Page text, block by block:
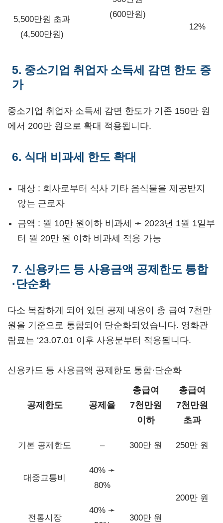
(600만원)
5,500만원 초과
(4,500만원)
12%
5. 중소기업 취업자 소득세 감면 한도 증
가
중소기업 취업자 소득세 감면 한도가 기존 150만 원
에서 200만 원으로 확대 적용됩니다.
6. 식대 비과세 한도 확대
대상 : 회사로부터 식사 기타 음식물을 제공받지
않는 근로자
금액 : 월 10만 원이하 비과세 ➛ 2023년 1월 1일부
터 월 20만 원 이하 비과세 적용 가능
7. 신용카드 등 사용금액 공제한도 통합
·단순화
다소 복잡하게 되어 있던 공제 내용이 총 급여 7천만
원을 기준으로 통합되어 단순화되었습니다. 영화관
람료는 ‘23.07.01 이후 사용분부터 적용됩니다.
신용카드 등 사용금액 공제한도 통합·단순화
공제한도 공제율
총급여
7천만원
이하
총급여
7천만원
초과
기본 공제한도 – 300만 원 250만 원
대중교통비
40% ➛
80%
300만 원
200만 원
전통시장
40% ➛